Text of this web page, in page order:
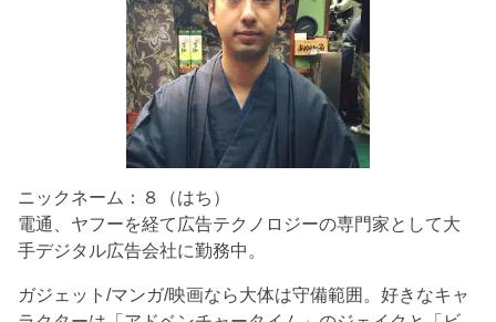
ニックネーム：８（はち）
電通、ヤフーを経て広告テクノロジーの専門家として大
手デジタル広告会社に勤務中。
ガジェット/マンガ/映画なら大体は守備範囲。好きなキャ